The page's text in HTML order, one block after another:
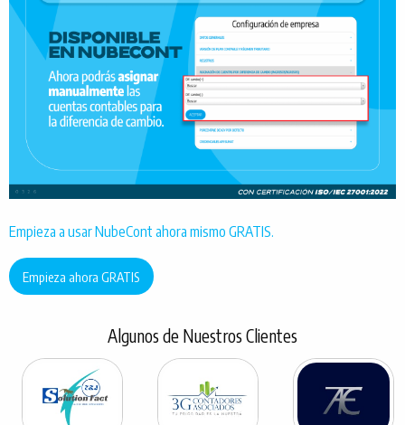
Empieza a usar NubeCont ahora mismo GRATIS.
Empieza ahora GRATIS
Algunos de Nuestros Clientes